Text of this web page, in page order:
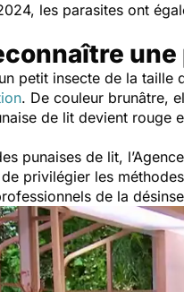
les parasites ont
une
petit insecte de la taille
. De couleur brunâtre,
de lit devient rouge
punaises de lit,
privilégier les
de la